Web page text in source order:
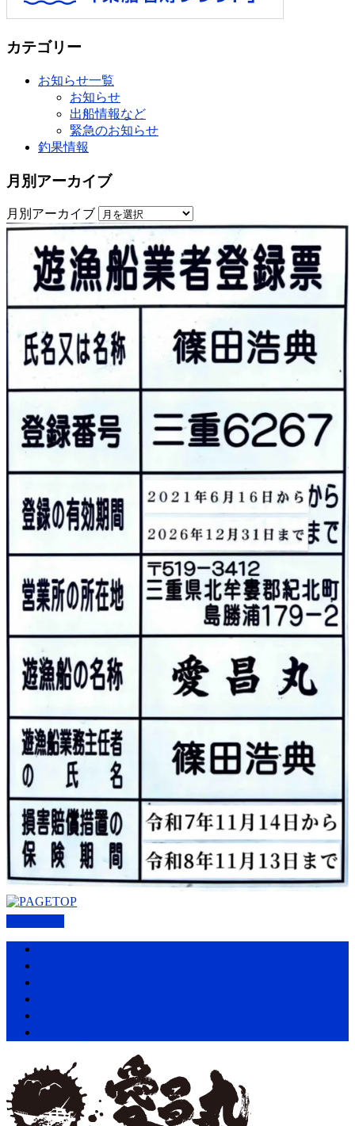
カテゴリー
お知らせ一覧
お知らせ
出船情報など
緊急のお知らせ
釣果情報
月別アーカイブ
月別アーカイブ